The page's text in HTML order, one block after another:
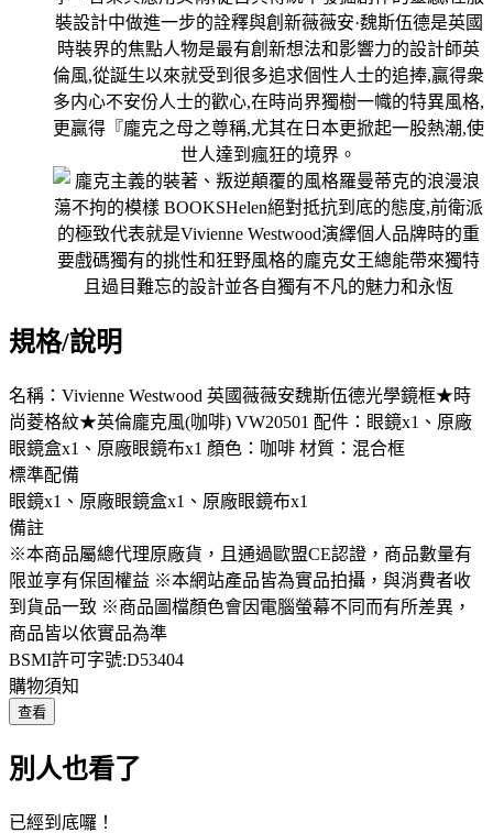
規格/說明
名稱：Vivienne Westwood 英國薇薇安魏斯伍德光學鏡框★時
尚菱格紋★英倫龐克風(咖啡) VW20501 配件：眼鏡x1、原廠
眼鏡盒x1、原廠眼鏡布x1 顏色：咖啡 材質：混合框
標準配備
眼鏡x1、原廠眼鏡盒x1、原廠眼鏡布x1
備註
※本商品屬總代理原廠貨，且通過歐盟CE認證，商品數量有
限並享有保固權益 ※本網站產品皆為實品拍攝，與消費者收
到貨品一致 ※商品圖檔顏色會因電腦螢幕不同而有所差異，
商品皆以依實品為準
BSMI許可字號:D53404
購物須知
查看
別人也看了
已經到底囉！